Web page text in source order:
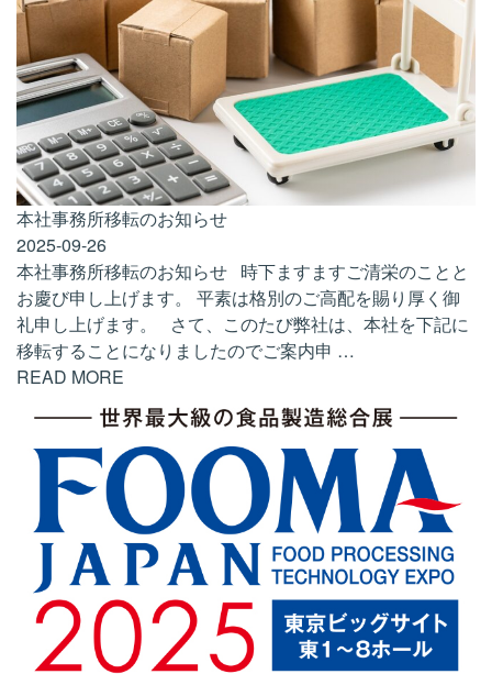
本社事務所移転のお知らせ
2025-09-26
本社事務所移転のお知らせ 時下ますますご清栄のことと
お慶び申し上げます。 平素は格別のご高配を賜り厚く御
礼申し上げます。 さて、このたび弊社は、本社を下記に
移転することになりましたのでご案内申 …
READ MORE